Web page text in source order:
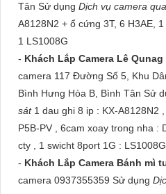
Tân Sử dụng Dịch vụ camera
A8128N2 + ổ cứng 3T, 6 H3AE,
1 LS1008G
- Khách Lắp Camera Lê
camera 117 Đường Số 5, Khu
Bình Hưng Hòa B, Bình Tân Sử
sát 1 dau ghi 8 ip : KX-A8128N2
P5B-PV , 6cam xoay trong nha :
cty , 1 swicht 8port 1G :
- Khách Lắp Camera Bánh mì
camera 0937355359 Sử dụng